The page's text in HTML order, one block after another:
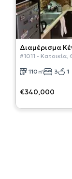
Διαμέρισμα
#1011 - Κατοικία,
110 ㎡ 3 1
€340,000